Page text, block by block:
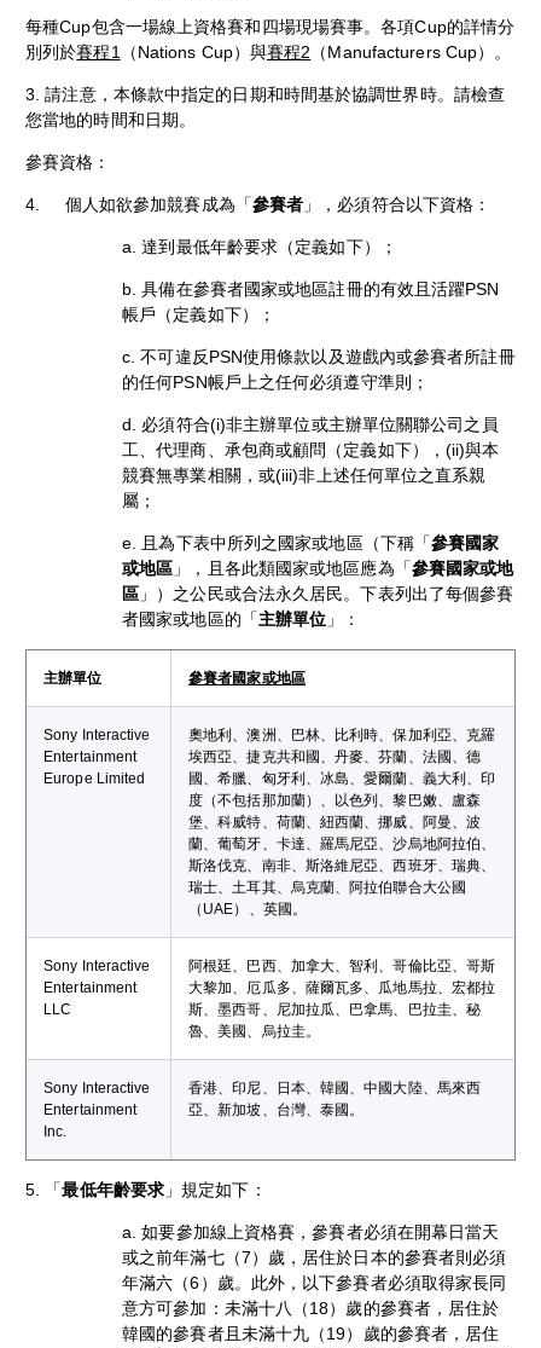
每種Cup包含一場線上資格賽和四場現場賽事。各項Cup的詳情分
別列於賽程1 （Nations Cup）與賽程2 （Manufacturers Cup）。
3. 請注意，本條款中指定的日期和時間基於協調世界時。請檢查
您當地的時間和日期。
參賽資格：
4. 個人如欲參加競賽成為「參賽者 」，必須符合以下資格：
a. 達到最低年齡要求（定義如下）；
b. 具備在參賽者國家或地區註冊的有效且活躍PSN
帳戶（定義如下）；
c. 不可違反PSN使用條款以及遊戲內或參賽者所註冊
的任何PSN帳戶上之任何必須遵守準則；
d. 必須符合(i)非主辦單位或主辦單位關聯公司之員
工、代理商、承包商或顧問（定義如下），(ii)與本
競賽無專業相關，或(iii)非上述任何單位之直系親
屬；
e. 且為下表中所列之國家或地區（下稱「參賽國家
或地區 」，且各此類國家或地區應為「參賽國家或地
區 」）之公民或合法永久居民。下表列出了每個參賽
者國家或地區的「主辦單位 」：
主辦單位 參賽者國家或地區
Sony Interactive
Entertainment
Europe Limited
奧地利、澳洲、巴林、比利時、保加利亞、克羅
埃西亞、捷克共和國、丹麥、芬蘭、法國、德
國、希臘、匈牙利、冰島、愛爾蘭、義大利、印
度（不包括那加蘭）、以色列、黎巴嫩、盧森
堡、科威特、荷蘭、紐西蘭、挪威、阿曼、波
蘭、葡萄牙、卡達、羅馬尼亞、沙烏地阿拉伯、
斯洛伐克、南非、斯洛維尼亞、西班牙、瑞典、
瑞士、土耳其、烏克蘭、阿拉伯聯合大公國
（UAE）、英國。
Sony Interactive
Entertainment
LLC
阿根廷、巴西、加拿大、智利、哥倫比亞、哥斯
大黎加、厄瓜多、薩爾瓦多、瓜地馬拉、宏都拉
斯、墨西哥、尼加拉瓜、巴拿馬、巴拉圭、秘
魯、美國、烏拉圭。
Sony Interactive
Entertainment
Inc.
香港、印尼、日本、韓國、中國大陸、馬來西
亞、新加坡、台灣、泰國。
5. 「最低年齡要求 」規定如下：
a. 如要參加線上資格賽，參賽者必須在開幕日當天
或之前年滿七（7）歲，居住於日本的參賽者則必須
年滿六（6）歲。此外，以下參賽者必須取得家長同
意方可參加：未滿十八（18）歲的參賽者，居住於
韓國的參賽者且未滿十九（19）歲的參賽者，居住